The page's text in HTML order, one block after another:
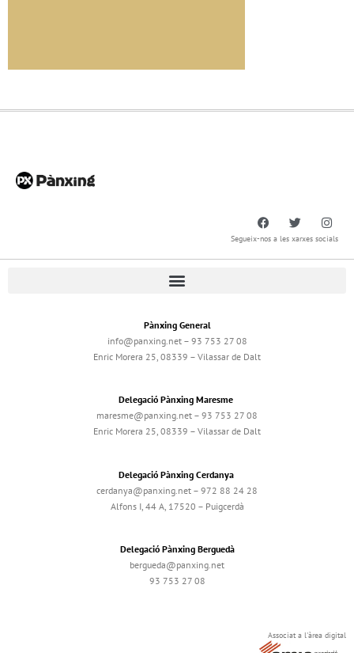
Segueix-nos a les xarxes socials
Pànxing General
info@panxing.net – 93 753 27 08
Enric Morera 25, 08339 – Vilassar de Dalt
Delegació Pànxing Maresme
maresme@panxing.net – 93 753 27 08
Enric Morera 25, 08339 – Vilassar de Dalt
Delegació Pànxing Cerdanya
cerdanya@panxing.net – 972 88 24 28
Alfons I, 44 A, 17520 – Puigcerdà
Delegació Pànxing Berguedà
bergueda@panxing.net
93 753 27 08
Associat a l'àrea digital